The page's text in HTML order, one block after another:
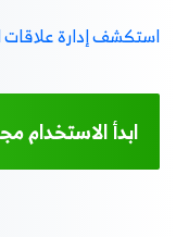
استكشف إدارة علاقات
ابدأ الاستخدام